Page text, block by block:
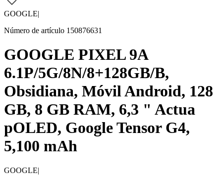
GOOGLE|
Número de artículo 150876631
GOOGLE PIXEL 9A
6.1P/5G/8N/8+128GB/B,
Obsidiana, Móvil Android, 128
GB, 8 GB RAM, 6,3 " Actua
pOLED, Google Tensor G4,
5,100 mAh
GOOGLE|